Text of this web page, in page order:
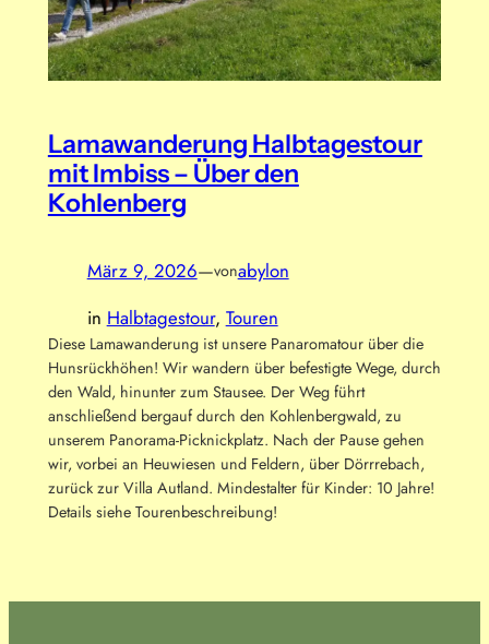
Lamawanderung Halbtagestour
mit Imbiss – Über den
Kohlenberg
März 9, 2026—vonabylon
in Halbtagestour, Touren
Diese Lamawanderung ist unsere Panaromatour über die
Hunsrückhöhen! Wir wandern über befestigte Wege, durch
den Wald, hinunter zum Stausee. Der Weg führt
anschließend bergauf durch den Kohlenbergwald, zu
unserem Panorama-Picknickplatz. Nach der Pause gehen
wir, vorbei an Heuwiesen und Feldern, über Dörrrebach,
zurück zur Villa Autland. Mindestalter für Kinder: 10 Jahre!
Details siehe Tourenbeschreibung!